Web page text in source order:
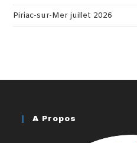
Piriac-sur-Mer juillet 2026
A Propos